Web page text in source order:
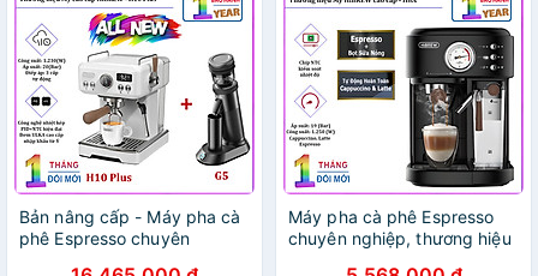
Bản nâng cấp - Máy pha cà
phê Espresso chuyên
Máy pha cà phê Espresso
chuyên nghiệp, thương hiệu